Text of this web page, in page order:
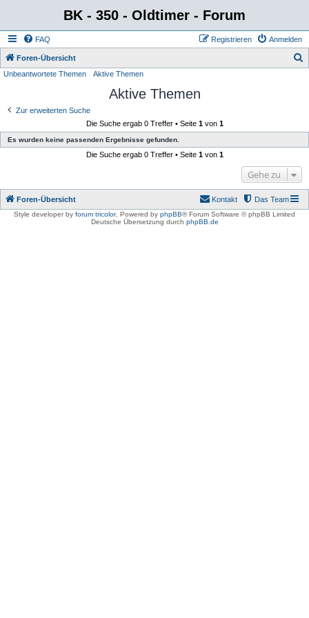
BK - 350 - Oldtimer - Forum
FAQ Anmelden
Registrieren
Foren-Übersicht
Unbeantwortete Themen Aktive Themen
Aktive Themen
Zur erweiterten Suche
Die Suche ergab 0 Treffer • Seite 1von 1
Es wurden keine passenden Ergebnisse gefunden.
Die Suche ergab 0 Treffer • Seite 1von 1
Gehe zu
Foren-Übersicht Das Team
Kontakt
Style developer by forum tricolor, Powered by phpBB® Forum Software © phpBB Limited
Deutsche Übersetzung durch phpBB.de